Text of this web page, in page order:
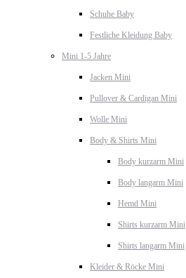
Schuhe Baby
Festliche Kleidung Baby
Mini 1-5 Jahre
Jacken Mini
Pullover & Cardigan Mini
Wolle Mini
Body & Shirts Mini
Body kurzarm Mini
Body langarm Mini
Hemd Mini
Shirts kurzarm Mini
Shirts langarm Mini
Kleider & Röcke Mini